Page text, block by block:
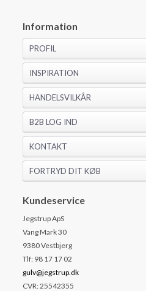
Information
PROFIL
INSPIRATION
HANDELSVILKÅR
B2B LOG IND
KONTAKT
FORTRYD DIT KØB
Kundeservice
Jegstrup ApS
Vang Mark 30
9380 Vestbjerg
Tlf: 98 17 17 02
gulv@jegstrup.dk
CVR: 25542355